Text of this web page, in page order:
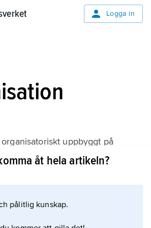
Logga in
uppbyggt på
åt hela artikeln?
pålitlig kunskap.